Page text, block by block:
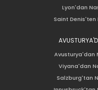
Lyon'dan
Saint Denis'ten
Avusturya'dan
Viyana'dan
Salzburg'tan